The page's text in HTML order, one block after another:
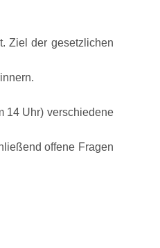
Ziel der gesetzlichen
14 Uhr) verschiedene
offene Fragen